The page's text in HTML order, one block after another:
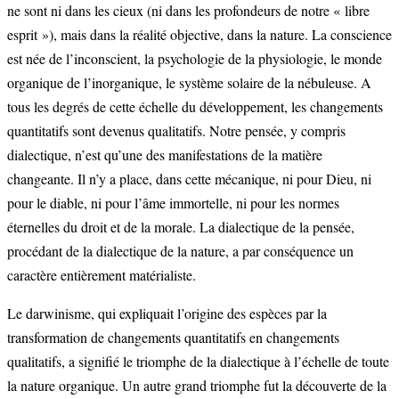
ne sont ni dans les cieux (ni dans les profondeurs de notre « libre
esprit »), mais dans la réalité objective, dans la nature. La conscience
est née de l’inconscient, la psychologie de la physiologie, le monde
organique de l’inorganique, le système solaire de la nébuleuse. A
tous les degrés de cette échelle du développement, les changements
quantitatifs sont devenus qualitatifs. Notre pensée, y compris
dialectique, n’est qu’une des manifestations de la matière
changeante. Il n’y a place, dans cette mécanique, ni pour Dieu, ni
pour le diable, ni pour l’âme immortelle, ni pour les normes
éternelles du droit et de la morale. La dialectique de la pensée,
procédant de la dialectique de la nature, a par conséquence un
caractère entièrement matérialiste.
Le darwinisme, qui expliquait l’origine des espèces par la
transformation de changements quantitatifs en changements
qualitatifs, a signifié le triomphe de la dialectique à l’échelle de toute
la nature organique. Un autre grand triomphe fut la découverte de la